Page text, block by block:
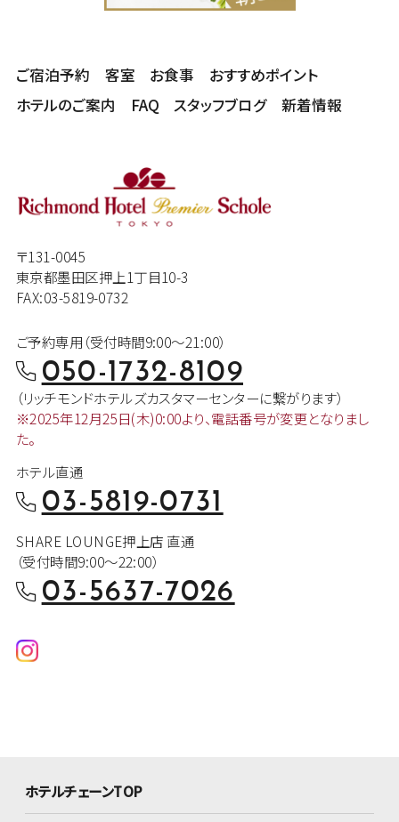
ご宿泊予約 客室 お食事
おすすめポイント
ホテルのご案内
FAQ スタッフブログ 新着情報
〒131-0045
東京都墨田区押上1丁目10-3
FAX:03-5819-0732
ご予約専用（受付時間9:00～21:00）
050-1732-8109
（リッチモンドホテルズカスタマーセンターに繋がります）
※2025年12月25日(木)0:00より、電話番号が変更となりまし
た。
ホテル直通
03-5819-0731
SHARE LOUNGE押上店 直通
（受付時間9:00～22:00）
03-5637-7026
ホテルチェーンTOP